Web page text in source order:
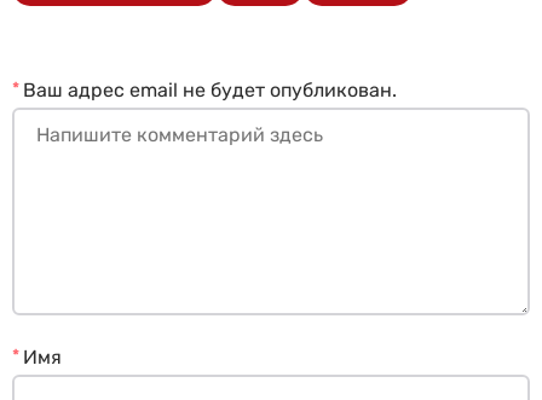
Ваш адрес email не будет опубликован.
*
Имя
*